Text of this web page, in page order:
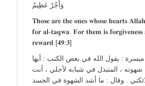
وَأَجْرٌ‌ عَظِيمٌ
𝐓𝐡𝐨𝐬𝐞 𝐚𝐫𝐞 𝐭𝐡𝐞 𝐨𝐧𝐞𝐬 𝐰𝐡𝐨𝐬𝐞 𝐡𝐞𝐚𝐫𝐭𝐬
𝐟𝐨𝐫 𝐚𝐥-𝐭𝐚𝐪𝐰𝐚. 𝐅𝐨𝐫 𝐭𝐡𝐞𝐦 𝐢𝐬
𝐫𝐞𝐰𝐚𝐫𝐝 [𝟒𝟗:𝟑]
: يقول الله في بعض الكتب : أيها
شهوته ، المتبذل في شبابه لأجلي ، أنت
. وقال : ما أشد الشهوة في الجسد